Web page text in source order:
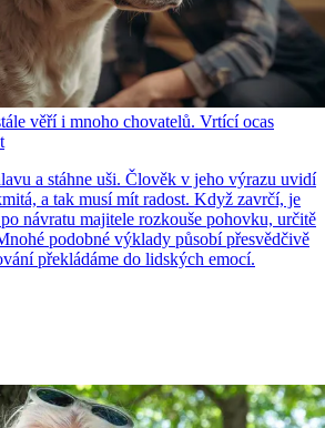
věří i mnoho chovatelů. Vrtící ocas
a stáhne uši. Člověk v jeho výrazu uvidí
a tak musí mít radost. Když zavrčí, je
návratu majitele rozkouše pohovku, určitě
podobné výklady působí přesvědčivě
překládáme do lidských emocí.